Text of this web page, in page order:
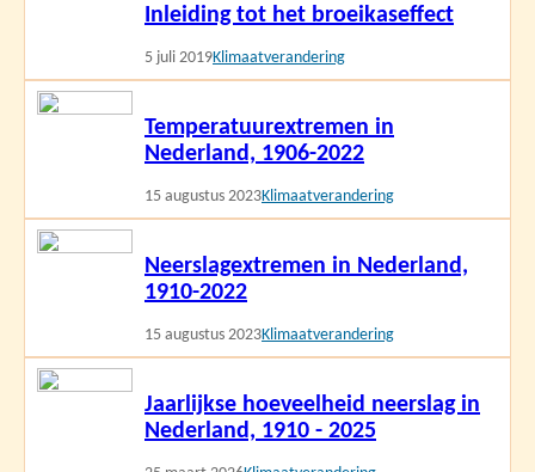
Inleiding tot het broeikaseffect
5 juli 2019Klimaatverandering
Temperatuurextremen in
Nederland, 1906-2022
15 augustus 2023Klimaatverandering
Lees
Neerslagextremen in Nederland,
1910-2022
15 augustus 2023Klimaatverandering
Lees
Jaarlijkse hoeveelheid neerslag in
Nederland, 1910 - 2025
Lees